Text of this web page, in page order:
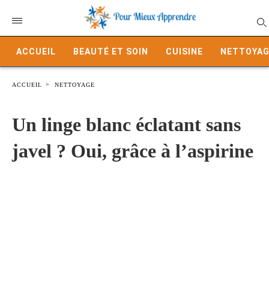
ACCUEIL BEAUTÉ ET SOIN CUISINE
ACCUEIL NETTOYAGE
Un linge blanc éclatant sans
javel ? Oui, grâce à l’aspirine